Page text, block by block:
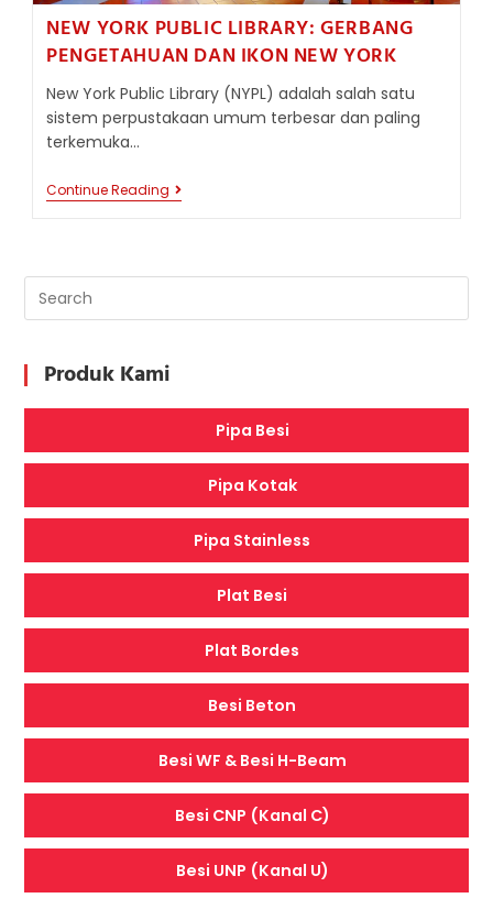
NEW YORK PUBLIC LIBRARY: GERBANG
PENGETAHUAN DAN IKON NEW YORK
New York Public Library (NYPL) adalah salah satu
sistem perpustakaan umum terbesar dan paling
terkemuka…
Continue Reading NEW
YORK
PENGETAHUAN
IKON
Produk Kami
Pipa Besi
Pipa Kotak
Pipa Stainless
Plat Besi
Plat Bordes
Besi Beton
Besi WF & Besi H-Beam
Besi CNP (Kanal C)
Besi UNP (Kanal U)